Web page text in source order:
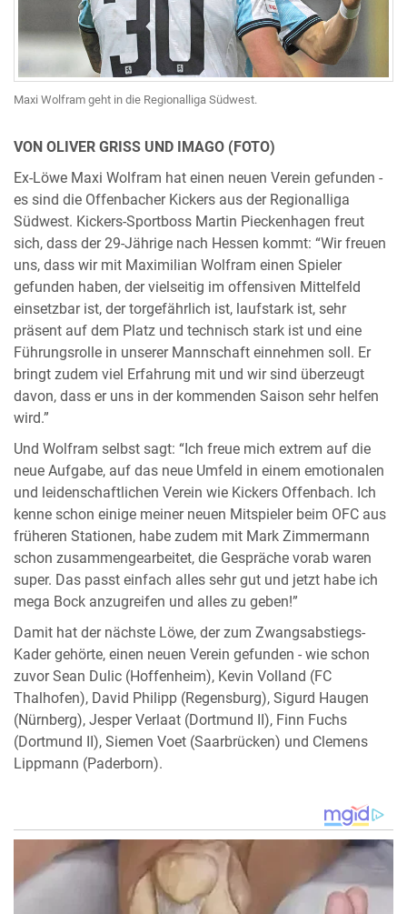
Maxi Wolfram geht in die Regionalliga Südwest.
VON OLIVER GRISS UND IMAGO (FOTO)
Ex-Löwe Maxi Wolfram hat einen neuen Verein gefunden -
es sind die Offenbacher Kickers aus der Regionalliga
Südwest. Kickers-Sportboss Martin Pieckenhagen freut
sich, dass der 29-Jährige nach Hessen kommt: “Wir freuen
uns, dass wir mit Maximilian Wolfram einen Spieler
gefunden haben, der vielseitig im offensiven Mittelfeld
einsetzbar ist, der torgefährlich ist, laufstark ist, sehr
präsent auf dem Platz und technisch stark ist und eine
Führungsrolle in unserer Mannschaft einnehmen soll. Er
bringt zudem viel Erfahrung mit und wir sind überzeugt
davon, dass er uns in der kommenden Saison sehr helfen
wird.”
Und Wolfram selbst sagt: “Ich freue mich extrem auf die
neue Aufgabe, auf das neue Umfeld in einem emotionalen
und leidenschaftlichen Verein wie Kickers Offenbach. Ich
kenne schon einige meiner neuen Mitspieler beim OFC aus
früheren Stationen, habe zudem mit Mark Zimmermann
schon zusammengearbeitet, die Gespräche vorab waren
super. Das passt einfach alles sehr gut und jetzt habe ich
mega Bock anzugreifen und alles zu geben!”
Damit hat der nächste Löwe, der zum Zwangsabstiegs-
Kader gehörte, einen neuen Verein gefunden - wie schon
zuvor Sean Dulic (Hoffenheim), Kevin Volland (FC
Thalhofen), David Philipp (Regensburg), Sigurd Haugen
(Nürnberg), Jesper Verlaat (Dortmund II), Finn Fuchs
(Dortmund II), Siemen Voet (Saarbrücken) und Clemens
Lippmann (Paderborn).